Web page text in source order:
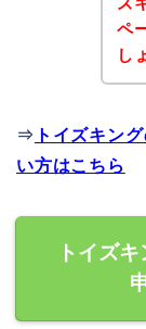
ペ
し
⇒ トイズキン
い方はこちら
トイズ